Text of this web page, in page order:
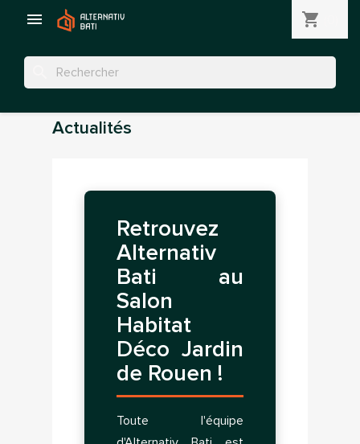
 shopping_cart
Actualités
Retrouvez
Alternativ
Bati au
Salon
Habitat
Déco Jardin
de Rouen !
Toute l'équipe